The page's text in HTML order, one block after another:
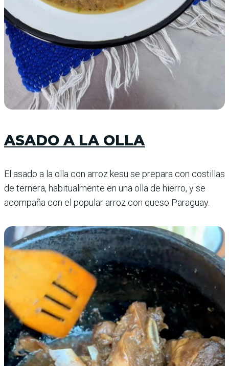
ASADO A LA OLLA
El asado a la olla con arroz kesu se prepara con costillas
de ternera, habitualmente en una olla de hierro, y se
acompaña con el popular arroz con queso Paraguay.